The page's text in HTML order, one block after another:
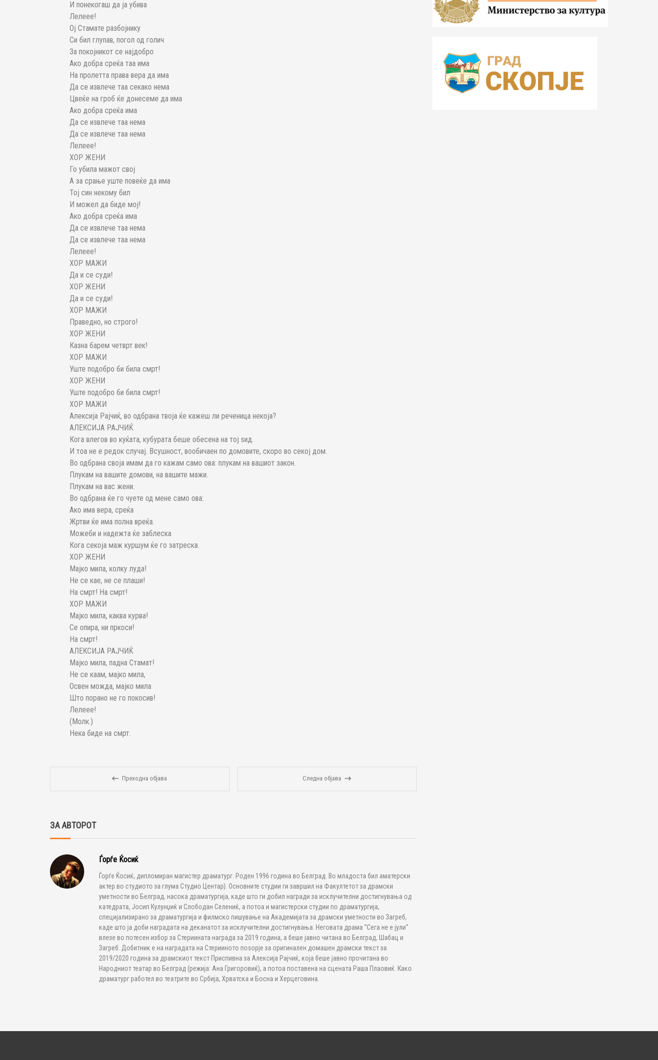
И понекогаш да ја убива
Лелеее!
Ој Стамате разбојнику
Си бил глупав, погол од голич
За покојникот се најдобро
Ако добра среќа таа има
На пролетта права вера да има
Да се извлече таа секако нема
Цвеќе на гроб ќе донесеме да има
Ако добра среќа има
Да се извлече таа нема
Да се извлече таа нема
Лелеее!
ХОР ЖЕНИ
Го убила мажот свој
А за срање уште повеќе да има
Тој син некому бил
И можел да биде мој!
Ако добра среќа има
Да се извлече таа нема
Да се извлече таа нема
Лелеее!
ХОР МАЖИ
Да и се суди!
ХОР ЖЕНИ
Да и се суди!
ХОР МАЖИ
Праведно, но строго!
ХОР ЖЕНИ
Казна барем четврт век!
ХОР МАЖИ
Уште подобро би била смрт!
ХОР ЖЕНИ
Уште подобро би била смрт!
ХОР МАЖИ
Алексија Рајчиќ, во одбрана твоја ќе кажеш ли реченица некоја?
АЛЕКСИЈА РАЈЧИЌ
Кога влегов во куќата, кубурата беше обесена на тој ѕид.
И тоа не е редок случај. Всушност, вообичаен по домовите, скоро во секој дом.
Во одбрана своја имам да го кажам само ова: плукам на вашиот закон.
Плукам на вашите домови, на вашите мажи.
Плукам на вас жени.
Во одбрана ќе го чуете од мене само ова:
Ако има вера, среќа
Жртви ќе има полна вреќа.
Можеби и надежта ќе заблеска
Кога секоја маж куршум ќе го затреска.
ХОР ЖЕНИ
Мајко мила, колку луда!
Не се кае, не се плаши!
На смрт! На смрт!
ХОР МАЖИ
Мајко мила, каква курва!
Се опира, ни пркоси!
На смрт!
АЛЕКСИЈА РАЈЧИЌ
Мајко мила, падна Стамат!
Не се каам, мајко мила,
Освен можда, мајко мила
Што порано не го покосив!
Лелеее!
(Молк.)
Нека биде на смрт.
Преходна објава Следна објава
ЗА АВТОРОТ
Ѓорѓе Ќосиќ
Ѓорѓе Ќосиќ, дипломиран магистер драматург. Роден 1996 година во Белград. Во младоста бил аматерски
актер во студиото за глума Студио Центар). Основните студии ги завршил на Факултетот за драмски
уметности во Белград, насока драматургија, каде што ги добил награди за исклучителни достигнувања од
катедрата, Јосип Кулунџиќ и Слободан Селениќ, а потоа и магистерски студии по драматургија,
специјализирано за драматургија и филмско пишување на Академијата за драмски уметности во Загреб,
каде што ја доби наградата на деканатот за исклучителни достигнувања. Неговата драма “Сега не е јули“
влезе во потесен избор за Стериината награда за 2019 година, а беше јавно читана во Белград, Шабац и
Загреб. Добитник е на наградата на Стерииното поѕорје за оригинален домашен драмски текст за
2019/2020 година за драмскиот текст Приспивна за Алексија Рајчиќ, која беше јавно прочитана во
Народниот театар во Белград (режија: Ана Григоровиќ), а потоа поставена на сцената Раша Плаовиќ. Како
драматург работел во театрите во Србија, Хрватска и Босна и Херцеговина.